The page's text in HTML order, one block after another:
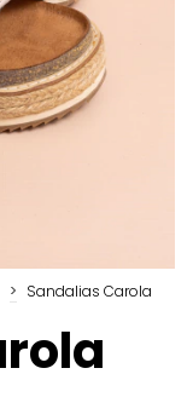
> Sandalias Carola